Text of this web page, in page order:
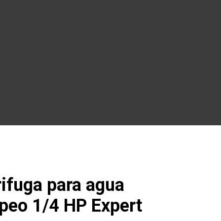
para agua
1/4 HP Expert